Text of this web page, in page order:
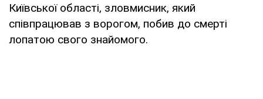
Київської області, зловмисник, який
співпрацював з ворогом, побив до смерті
лопатою свого знайомого.